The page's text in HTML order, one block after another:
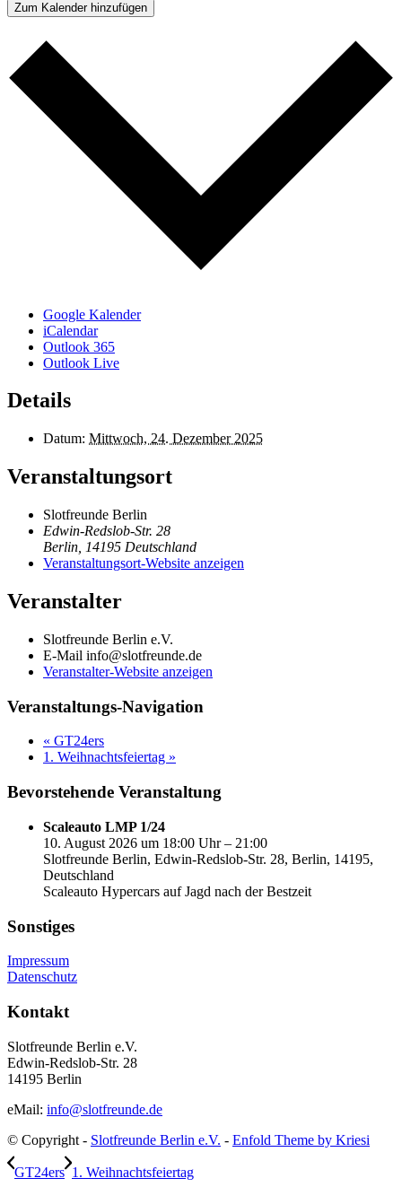
Zum Kalender hinzufügen
Google Kalender
iCalendar
Outlook 365
Outlook Live
Details
Datum: Mittwoch, 24. Dezember 2025
Veranstaltungsort
Slotfreunde Berlin
Edwin-Redslob-Str. 28
Berlin 14195 Deutschland
Veranstaltungsort-Website anzeigen
Veranstalter
Slotfreunde Berlin e.V.
E-Mail info@slotfreunde.de
Veranstalter-Website anzeigen
Veranstaltungs-Navigation
« GT24ers
1. Weihnachtsfeiertag »
Bevorstehende Veranstaltung
Scaleauto LMP 1/24
10. August 2026 um 18:00 Uhr – 21:00
Slotfreunde Berlin, Edwin-Redslob-Str. 28, Berlin, 14195,
Deutschland
Scaleauto Hypercars auf Jagd nach der Bestzeit
Sonstiges
Impressum
Datenschutz
Kontakt
Slotfreunde Berlin e.V.
Edwin-Redslob-Str. 28
14195 Berlin
eMail: info@slotfreunde.de
© Copyright - Slotfreunde Berlin e.V. - Enfold Theme by Kriesi
GT24ers 1. Weihnachtsfeiertag